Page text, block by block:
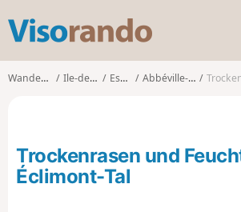
s
o
o
Wanderungen Ile-de-France Essonne Abbéville-la-Rivière
Trockenrasen und
Éclimont-Tal